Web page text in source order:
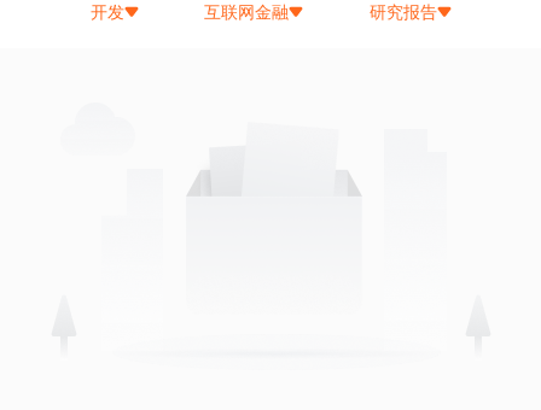
开发 互联网金融 研究报告